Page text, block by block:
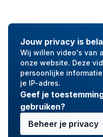
Jouw privacy is
Wij willen video's van
onze website. Deze
persoonlijke
je IP-adres.
Geef je
gebruiken?
Beheer je privacy